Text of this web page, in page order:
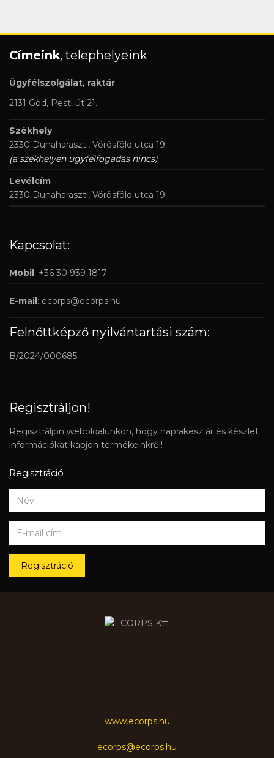
Címeink, telephelyeink
Ügyfélszolgálat, raktár
2131 Göd, Pesti út 21.
Székhely
2330 Dunaharaszti, Vörösföld utca 19.
(a székhelyen ügyfélfogadás nincs)
Levélcím
2330 Dunaharaszti, Vörösföld utca 19.
Kapcsolat:
Mobil: +36 30 939 1817
E-mail: ecorps@ecorps.hu
Felnőttképző nyilvántartási szám:
B/2024/000685
Regisztráljon!
Regisztráljon weboldalunkon, hogy naprakész ár és készlet
információkat kapjon termékeinkről!
Regisztráció
Regisztráció
www.ecorps.hu
ecorps@ecorps.hu